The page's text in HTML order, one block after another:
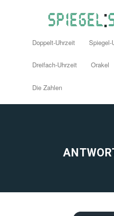
Doppelt-Uhrzeit Spiegel-
Dreifach-Uhrzeit Orakel
Die Zahlen